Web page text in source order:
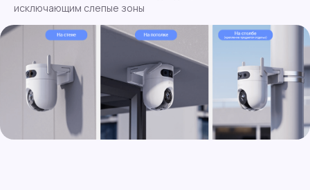
исключающим слепые зоны